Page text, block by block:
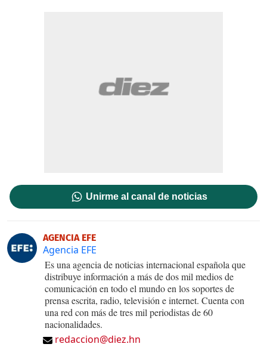
Unirme al canal de noticias
AGENCIA EFE
Agencia EFE
Es una agencia de noticias internacional española que
distribuye información a más de dos mil medios de
comunicación en todo el mundo en los soportes de
prensa escrita, radio, televisión e internet. Cuenta con
una red con más de tres mil periodistas de 60
nacionalidades.
redaccion@diez.hn